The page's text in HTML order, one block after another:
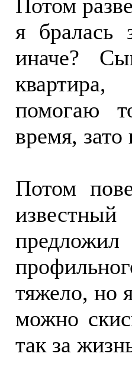
Потом
я бралась
иначе?
помогаю
время, зато
Потом
тяжело, но
можно
так за